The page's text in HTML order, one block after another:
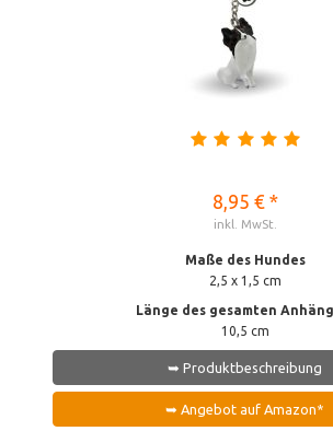
8,95 € *
inkl. MwSt.
Maße des Hundes
2,5 x 1,5 cm
Länge des gesamten
10,5 cm
➥ Produktbeschreibung
➥ Angebot auf Amazon*